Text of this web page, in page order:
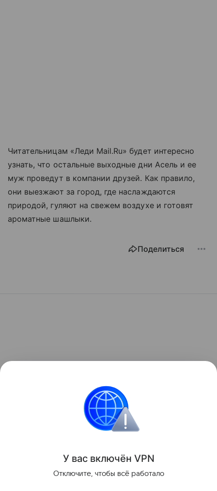
Читательницам «Леди Mail.Ru» будет интересно
узнать, что остальные выходные дни Асель и ее
муж проведут в компании друзей. Как правило,
они выезжают за город, где наслаждаются
природой, гуляют на свежем воздухе и готовят
ароматные шашлыки.
Поделиться
У вас включён VPN
Отключите, чтобы всё работало